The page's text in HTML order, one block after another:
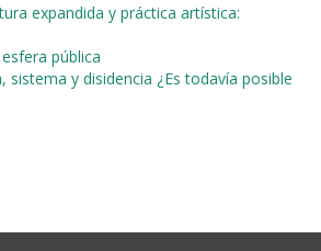
expandida y práctica artística:
pública
sistema y disidencia ¿Es todavía posible